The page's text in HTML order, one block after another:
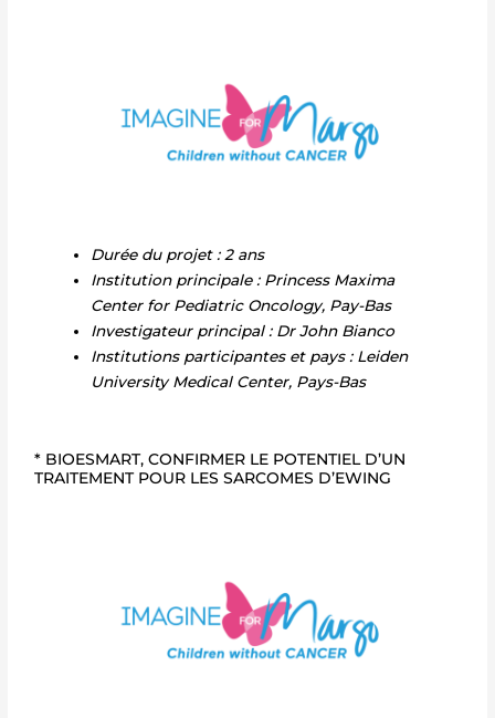
Durée du projet : 2 ans
Institution principale : Princess Maxima
Center for Pediatric Oncology, Pay-Bas
Investigateur principal : Dr John Bianco
Institutions participantes et pays : Leiden
University Medical Center, Pays-Bas
* BIOESMART, CONFIRMER LE POTENTIEL D’UN
TRAITEMENT POUR LES SARCOMES D’EWING